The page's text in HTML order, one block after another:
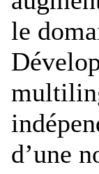
le
d’une